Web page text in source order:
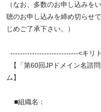
（なお、多数のお申し込みを
聴のお申し込みを締め切らせ
じめご了承下さい。）
----------------------------<キリ
【「第60回JPドメイン名諮
ム】
■組織名：